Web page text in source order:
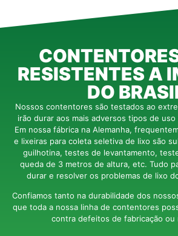
RESISTENTES A
DO
Nossos contentores são testados ao
irão durar aos mais adversos tipos de
Em nossa fábrica na Alemanha,
e lixeiras para coleta seletiva de lixo são
guilhotina, testes de levantamento,
queda de 3 metros de altura, etc. Tudo
durar e resolver os problemas de lixo
Confiamos tanto na durabilidade dos
que toda a nossa linha de contentores
contra defeitos de fabricação ou